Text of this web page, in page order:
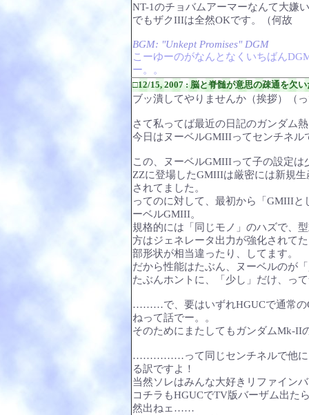
NT-1のチョバムアーマーなんて大嫌
でもザクIIIは全然OKです。（何故
BGM: "Unkept Promises" DGM
こーゆーのがなんとなくいちばん
ー。。
□12/15, 2007 : 脳と脊髄が意思の疎通を欠い
ブッ潰してやりませんか（挨拶）（
さて私ってば最近の日記のガンダム
今日はヌーベルGMIIIってセンチネル
この、ヌーベルGMIIIって子の設定は
ΖΖに登場したGMIIIは厳密には新規
されてました。
ってのに対して、最初から「GMIII
ーベルGMIII。
規格的には「同じモノ」のハズで、
方はジェネレータ出力が強化されて
部形状が相当違ったり、してます。
だから性能はたぶん、ヌーベルのが
たぶんホントに、「少し」だけ、っ
………で、要はいずれHGUCで通常の
ねって話でー。。
そのためにまたしてもガンダムMk-II
……………って同じセンチネルで他に
る訳ですよ！
当然ソレはみんな大好きリファイン
コチラもHGUCでTV版バーザム出
然出ねェ……